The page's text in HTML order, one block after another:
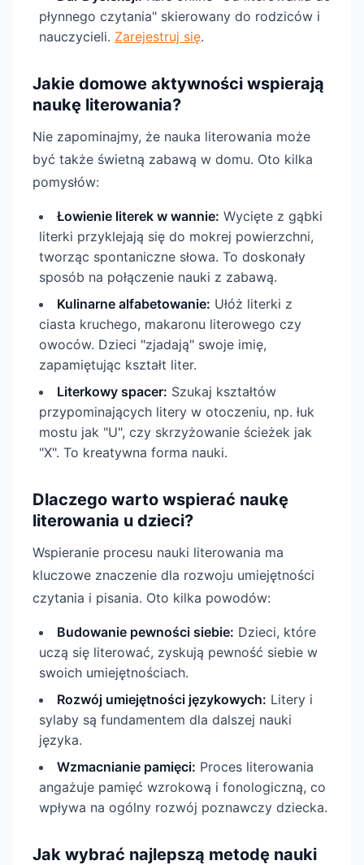
płynnego czytania" skierowany do rodziców i
nauczycieli. Zarejestruj się.
Jakie domowe aktywności wspierają
naukę literowania?
Nie zapominajmy, że nauka literowania może
być także świetną zabawą w domu. Oto kilka
pomysłów:
Łowienie literek w wannie: Wycięte z gąbki
literki przyklejają się do mokrej powierzchni,
tworząc spontaniczne słowa. To doskonały
sposób na połączenie nauki z zabawą.
Kulinarne alfabetowanie: Ułóż literki z
ciasta kruchego, makaronu literowego czy
owoców. Dzieci "zjadają" swoje imię,
zapamiętując kształt liter.
Literkowy spacer: Szukaj kształtów
przypominających litery w otoczeniu, np. łuk
mostu jak "U", czy skrzyżowanie ścieżek jak
"X". To kreatywna forma nauki.
Dlaczego warto wspierać naukę
literowania u dzieci?
Wspieranie procesu nauki literowania ma
kluczowe znaczenie dla rozwoju umiejętności
czytania i pisania. Oto kilka powodów:
Budowanie pewności siebie: Dzieci, które
uczą się literować, zyskują pewność siebie w
swoich umiejętnościach.
Rozwój umiejętności językowych: Litery i
sylaby są fundamentem dla dalszej nauki
języka.
Wzmacnianie pamięci: Proces literowania
angażuje pamięć wzrokową i fonologiczną, co
wpływa na ogólny rozwój poznawczy dziecka.
Jak wybrać najlepszą metodę nauki